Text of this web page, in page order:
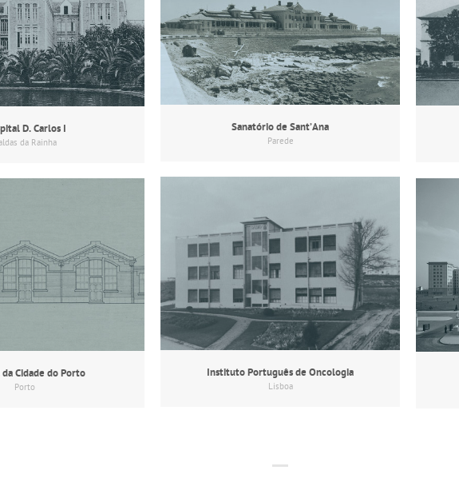
Sanatório de Sant’Ana
Parede
D. Carlos I
da Rainha
Instituto Português de Oncologia
Lisboa
Cidade do Porto
Porto